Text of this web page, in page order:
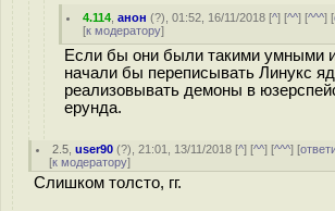
4.114 ,анон (?), 01:52, 16/11/2018 [^] [^^] [^^^] [
[к модератору]
Если бы они были такими умными
начали бы переписывать Линукс
реализовывать демоны в
ерунда.
2.5 ,user90 (?), 21:01, 13/11/2018 [^] [^^] [^^^] [
[к модератору]
Слишком толсто, гг.